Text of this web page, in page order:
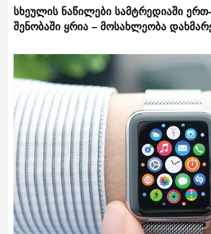
სხეულის ნაწილები სამტრედიაში
შენობაში ყრია – მოსახლეობა